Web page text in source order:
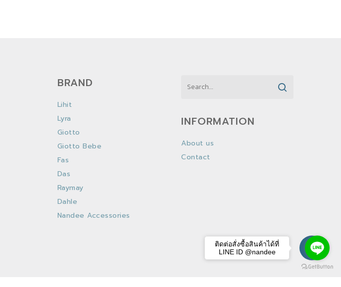
BRAND
Lihit
Lyra
Giotto
Giotto Bebe
Fas
Das
Raymay
Dahle
Nandee Accessories
INFORMATION
About us
Contact
ติดต่อสั่งซื้อสินค้าได้ที่
LINE ID @nandee